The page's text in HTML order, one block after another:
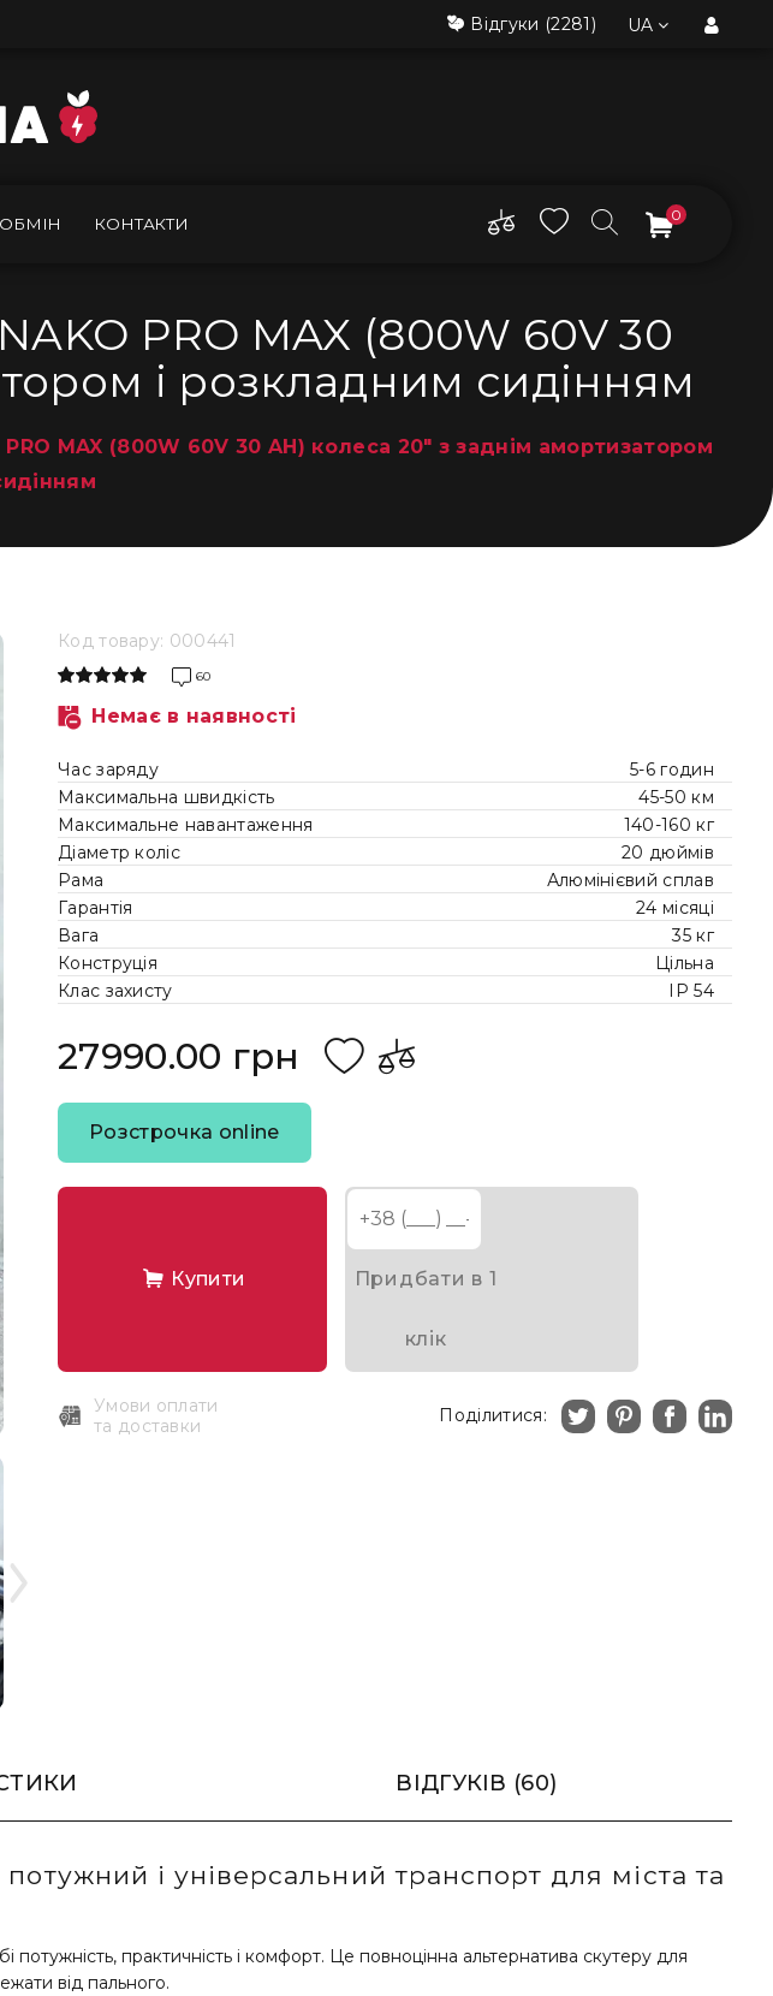
Відгуки (2281) UA
КОНТАКТИ 0
PRO MAX (800W 60V 30
і розкладним сидінням
MAX (800W 60V 30 AH) колеса 20" з заднім амортизатором
Код товару: 000441
60
Немає в наявності
Час заряду
5-6 годин
Максимальна швидкість
45-50 км
Максимальне навантаження
140-160 кг
Діаметр коліс
20 дюймів
Рама
Алюмінієвий сплав
Гарантія
24 місяці
Вага
35 кг
Конструція
Цільна
Клас захисту
IP 54
27990.00 грн
Розстрочка online
Купити Придбати в 1
клік
Умови оплати
та доставки
Поділитися:
ВІДГУКІВ (60)
і універсальний транспорт для міста та
практичність і комфорт. Це повноцінна альтернатива скутеру для
від пального.